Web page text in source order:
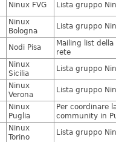
Ninux FVG Lista gruppo
Ninux
Bologna
Lista gruppo
Nodi Pisa
Mailing list
rete
Ninux
Sicilia
Lista gruppo
Ninux
Verona
Lista gruppo
Ninux
Puglia
Per coordinare
community in
Ninux
Torino
Lista gruppo